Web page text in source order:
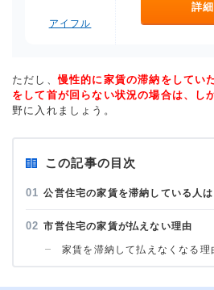
アイフル
詳
ただし、慢性的に家賃の滞納をしてい
をして首が回らない状況の場合は、し
野に入れましょう。
この記事の目次
公営住宅の家賃を滞納している人
市営住宅の家賃が払えない理由
家賃を滞納して払えなくなる理